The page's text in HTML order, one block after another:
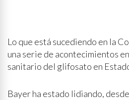
Lo que está sucediendo en la
una serie de acontecimientos
sanitario del glifosato en
Bayer ha estado lidiando,